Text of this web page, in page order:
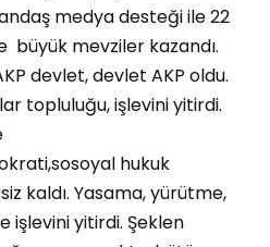
medya desteği ile 22
büyük mevziler kazandı.
devlet, devlet AKP oldu.
topluluğu, işlevini yitirdi.
hukuk
kaldı. Yasama, yürütme,
işlevini yitirdi. Şeklen